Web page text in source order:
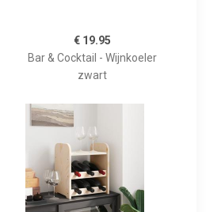
€ 19.95
Bar & Cocktail - Wijnkoeler
zwart